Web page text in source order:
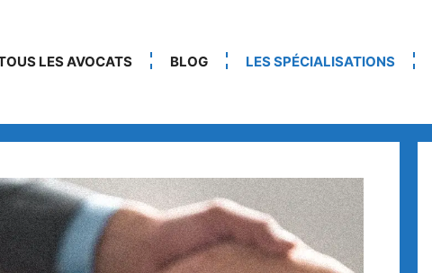
LES AVOCATS BLOG LES SPÉCIALISATIONS